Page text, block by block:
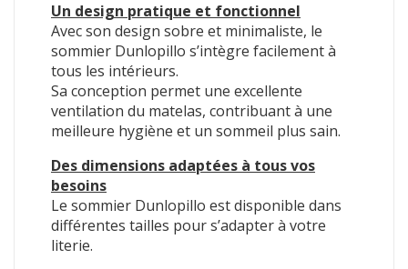
Un design pratique et fonctionnel
Avec son design sobre et minimaliste, le
sommier Dunlopillo s’intègre facilement à
tous les intérieurs.
Sa conception permet une excellente
ventilation du matelas, contribuant à une
meilleure hygiène et un sommeil plus sain.
Des dimensions adaptées à tous vos
besoins
Le sommier Dunlopillo est disponible dans
différentes tailles pour s’adapter à votre
literie.